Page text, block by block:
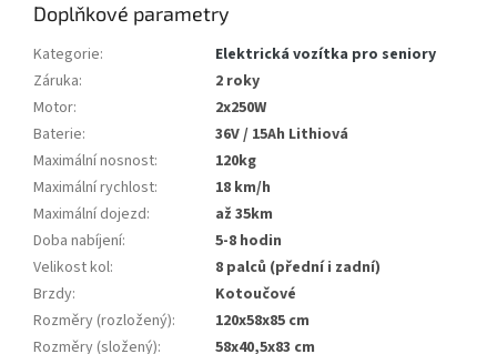
Doplňkové parametry
Kategorie:
Elektrická vozítka pro seniory
Záruka:
2 roky
Motor:
2x250W
Baterie:
36V / 15Ah Lithiová
Maximální nosnost:
120kg
Maximální rychlost:
18 km/h
Maximální dojezd:
až 35km
Doba nabíjení:
5-8 hodin
Velikost kol:
8 palců (přední i zadní)
Brzdy:
Kotoučové
Rozměry (rozložený):
120x58x85 cm
Rozměry (složený):
58x40,5x83 cm